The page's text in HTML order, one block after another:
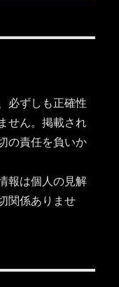
必ずしも正確性
せん。掲載され
の責任を負いか
報は個人の見解
関係ありませ